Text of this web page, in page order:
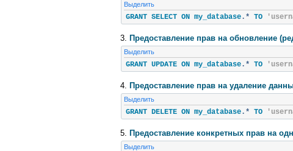
Выделить
GRANT SELECT ON my_database.* TO
3. Предоставление прав на обновление
Выделить
GRANT UPDATE ON my_database.* TO
4. Предоставление прав на удаление
Выделить
GRANT DELETE ON my_database.* TO
5. Предоставление конкретных прав на
Выделить